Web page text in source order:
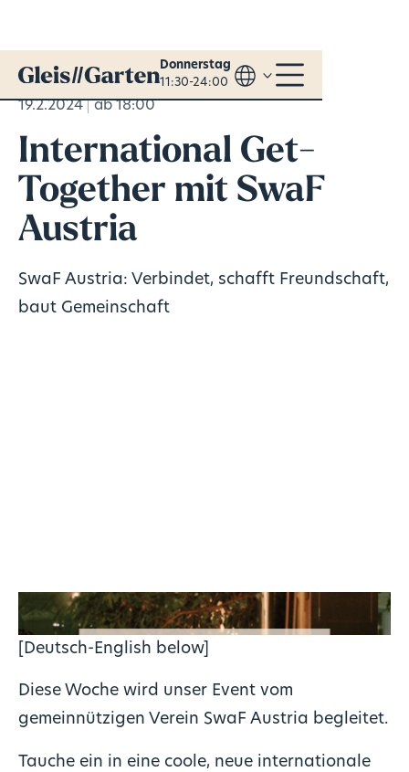
Donnerstag
11:30-24:00
19.2.2024 ab 18:00
International Get-
Together mit SwaF
Austria
SwaF Austria: Verbindet, schafft Freundschaft,
baut Gemeinschaft
[Deutsch-English below]
Diese Woche wird unser Event vom
gemeinnützigen Verein SwaF Austria begleitet.
Tauche ein in eine coole, neue internationale